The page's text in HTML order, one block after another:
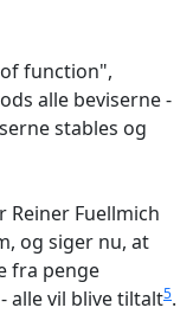
function",
alle beviserne -
stables og
Fuellmich
og siger nu, at
fra penge
alle vil blive tiltalt5.